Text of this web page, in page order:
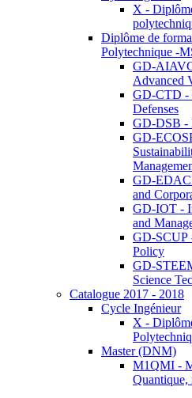
X -
Diplôme de
Polytechnique -
GD-
Advanced
GD-CTD -
Defenses
GD-DSB -
GD-
GD-
and
GD-IOT -
and
GD-SCUP
Policy
GD-
Science
Catalogue 2017 - 2018
Cycle Ingénieur
X -
Master (DNM)
M1QMI -
Quantique,